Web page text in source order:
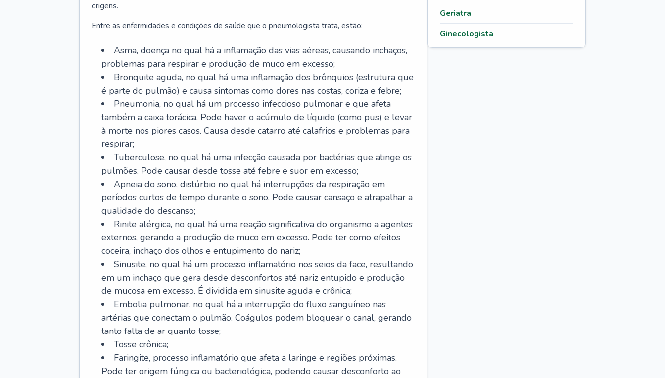
origens.
Entre as enfermidades e condições de saúde que o pneumologista trata, estão:
Asma, doença no qual há a inflamação das vias aéreas, causando inchaços,
problemas para respirar e produção de muco em excesso;
Bronquite aguda, no qual há uma inflamação dos brônquios (estrutura que
é parte do pulmão) e causa sintomas como dores nas costas, coriza e febre;
Pneumonia, no qual há um processo infeccioso pulmonar e que afeta
também a caixa torácica. Pode haver o acúmulo de líquido (como pus) e levar
à morte nos piores casos. Causa desde catarro até calafrios e problemas para
respirar;
Tuberculose, no qual há uma infecção causada por bactérias que atinge os
pulmões. Pode causar desde tosse até febre e suor em excesso;
Apneia do sono, distúrbio no qual há interrupções da respiração em
períodos curtos de tempo durante o sono. Pode causar cansaço e atrapalhar a
qualidade do descanso;
Rinite alérgica, no qual há uma reação significativa do organismo a agentes
externos, gerando a produção de muco em excesso. Pode ter como efeitos
coceira, inchaço dos olhos e entupimento do nariz;
Sinusite, no qual há um processo inflamatório nos seios da face, resultando
em um inchaço que gera desde desconfortos até nariz entupido e produção
de mucosa em excesso. É dividida em sinusite aguda e crônica;
Embolia pulmonar, no qual há a interrupção do fluxo sanguíneo nas
artérias que conectam o pulmão. Coágulos podem bloquear o canal, gerando
tanto falta de ar quanto tosse;
Tosse crônica;
Faringite, processo inflamatório que afeta a laringe e regiões próximas.
Pode ter origem fúngica ou bacteriológica, podendo causar desconforto ao
Geriatra
Ginecologista